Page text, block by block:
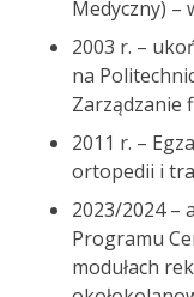
Medyczny) –
2003 r. –
na
Zarządzanie
2011 r. –
ortopedii i
2023/2024 –
Programu
modułach